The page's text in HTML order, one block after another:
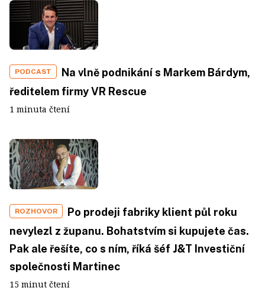
PODCAST
Na vlně podnikání s Markem Bárdym,
ředitelem firmy VR Rescue
1 minuta čtení
ROZHOVOR
Po prodeji fabriky klient půl roku
nevylezl z županu. Bohatstvím si kupujete čas.
Pak ale řešíte, co s ním, říká šéf J&T Investiční
společnosti Martinec
15 minut čtení